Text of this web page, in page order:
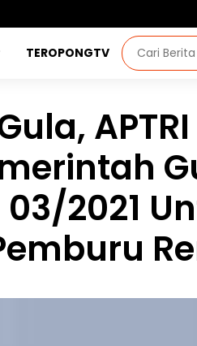
TEROPONGTV
APTRI
2021